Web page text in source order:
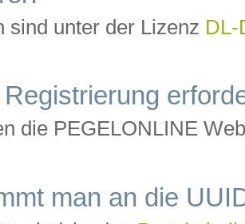
sind unter der Lizenz
die PEGELONLINE
man an die